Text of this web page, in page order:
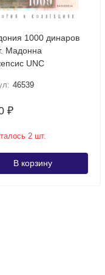
1000 динаров
Мадонна
UNC
46539
₽
2 шт.
В корзину